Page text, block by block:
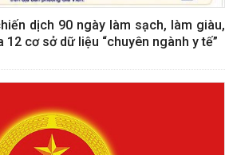
dịch 90 ngày làm sạch, làm giàu,
cơ sở dữ liệu “chuyên ngành y tế”